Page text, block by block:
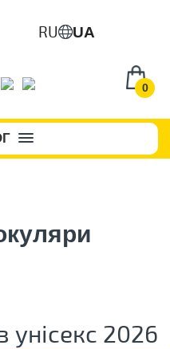
RU UA
0
унісекс 2026